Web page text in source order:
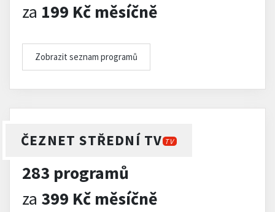
za 199 Kč měsíčně
Zobrazit seznam programů
ČEZNET STŘEDNÍ TV TV
283 programů
za 399 Kč měsíčně